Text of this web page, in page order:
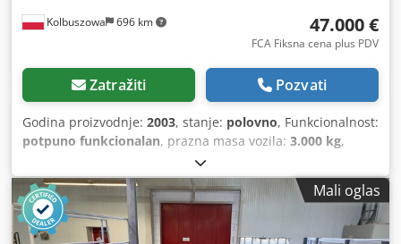
Kolbuszowa 696 km 47.000 €
FCA Fiksna cena plus PDV
Zatražiti Pozvati
Godina proizvodnje: 2003, stanje: polovno, Funkcionalnost:
potpuno funkcionalan, prazna masa vozila: 3.000 kg,
, ukupna širina:
mašine/vozila:0-280-15-2017, Nudimo korišćenu,
automatsku dvokomornu stanicu za utovar renomiranog
brenda BARGSTEDT, model RTBH22/D/30/12. Ovaj uređaj je
idealan za savremene fabrike za obradu drveta, gde su
Mali oglas